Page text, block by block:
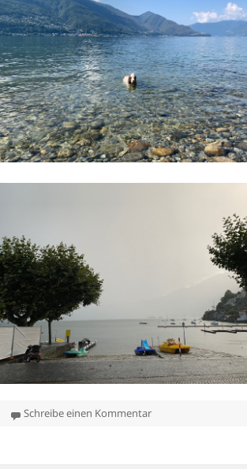
Schreibe einen Kommentarzu Ferien in